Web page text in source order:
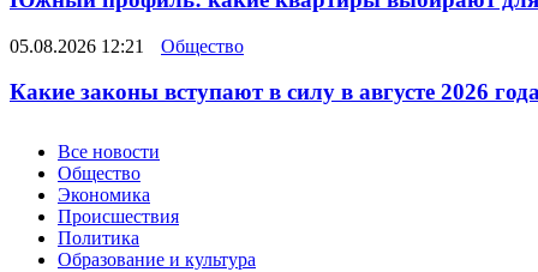
05.08.2026 12:21 Общество
Какие законы вступают в силу в августе 2026
Новости
Все новости
Общество
Экономика
Происшествия
Политика
Образование и культура